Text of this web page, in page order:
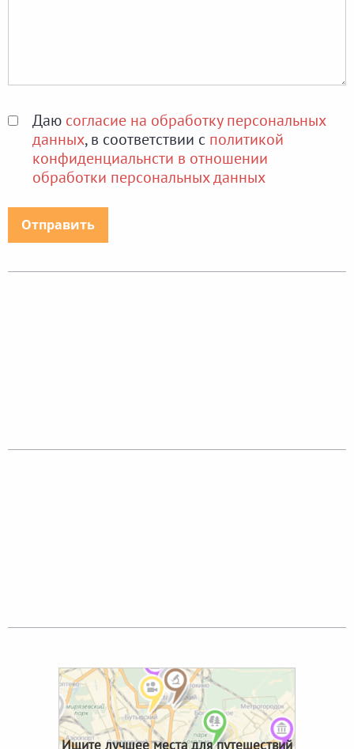
Даю согласие на обработку персональных
данных, в соответствии с политикой
конфиденциальнсти в отношении
обработки персональных данных
Ищите лучшее места для путешествий